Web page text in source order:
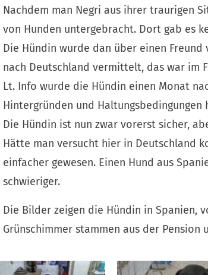
Nachdem man Negri aus ihrer traurigen
von Hunden untergebracht. Dort gab es
Die Hündin wurde dan über einen
nach Deutschland vermittelt, das war im
Lt. Info wurde die Hündin einen Monat
Hintergründen und
Die Hündin ist nun zwar vorerst sicher,
Hätte man versucht hier in Deutschland
einfacher gewesen. Einen Hund aus
schwieriger.
Die Bilder zeigen die Hündin in Spanien,
Grünschimmer stammen aus der Pension